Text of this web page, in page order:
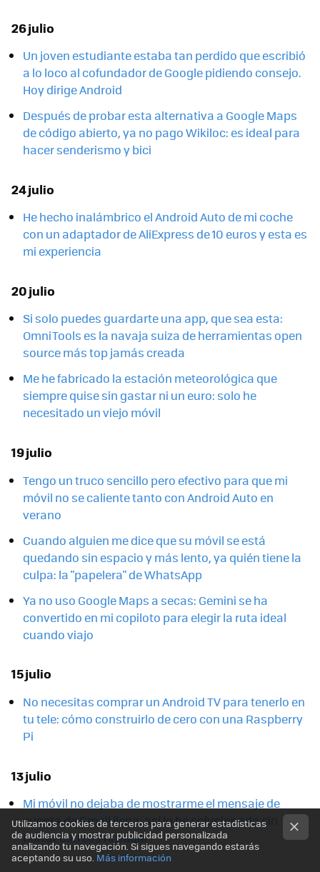
26 julio
Un joven estudiante estaba tan perdido que escribió
a lo loco al cofundador de Google pidiendo consejo.
Hoy dirige Android
Después de probar esta alternativa a Google Maps
de código abierto, ya no pago Wikiloc: es ideal para
hacer senderismo y bici
24 julio
He hecho inalámbrico el Android Auto de mi coche
con un adaptador de AliExpress de 10 euros y esta es
mi experiencia
20 julio
Si solo puedes guardarte una app, que sea esta:
OmniTools es la navaja suiza de herramientas open
source más top jamás creada
Me he fabricado la estación meteorológica que
siempre quise sin gastar ni un euro: solo he
necesitado un viejo móvil
19 julio
Tengo un truco sencillo pero efectivo para que mi
móvil no se caliente tanto con Android Auto en
verano
Cuando alguien me dice que su móvil se está
quedando sin espacio y más lento, ya quién tiene la
culpa: la "papelera" de WhatsApp
Ya no uso Google Maps a secas: Gemini se ha
convertido en mi copiloto para elegir la ruta ideal
cuando viajo
15 julio
No necesitas comprar un Android TV para tenerlo en
tu tele: cómo construirlo de cero con una Raspberry
Pi
13 julio
Mi móvil no dejaba de mostrarme el mensaje de
cuenta de Gmail llena: así lo he solucionado sin
borrar correos ni pagar
Utilizamos cookies de terceros para generar estadísticas
de audiencia y mostrar publicidad personalizada
analizando tu navegación. Si sigues navegando estarás
aceptando su uso. Más información